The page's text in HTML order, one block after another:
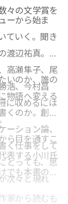
々の文学賞を
ーから始ま
ていく。聞き
渡辺祐真。中
高瀬隼子、尾
浩、今村昌
に収めるには
いのか、誰の
物語へ変える
くのか。創作
ーション論、
く仕事をして
とっても、思
次々と現れ
ら目を通すこ
表する小川氏
でも本書の価
家から読むも